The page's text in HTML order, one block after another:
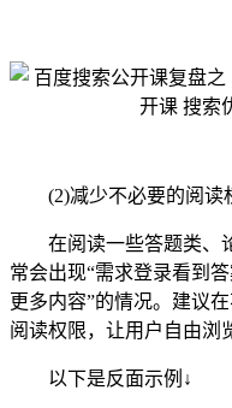
(2)减少不必要的阅读
在阅读一些答题类、论
常会出现“需求登录看到
更多内容”的情况。建议
阅读权限，让用户自由浏
以下是反面示例↓